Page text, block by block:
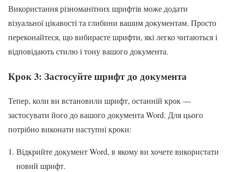
Використання різноманітних шрифтів може додати
візуальної цікавості та глибини вашим документам. Просто
переконайтеся, що вибираєте шрифти, які легко читаються і
відповідають стилю і тону вашого документа.
Крок 3: Застосуйте шрифт до документа
Тепер, коли ви встановили шрифт, останній крок —
застосувати його до вашого документа Word. Для цього
потрібно виконати наступні кроки:
Відкрийте документ Word, в якому ви хочете використати
новий шрифт.